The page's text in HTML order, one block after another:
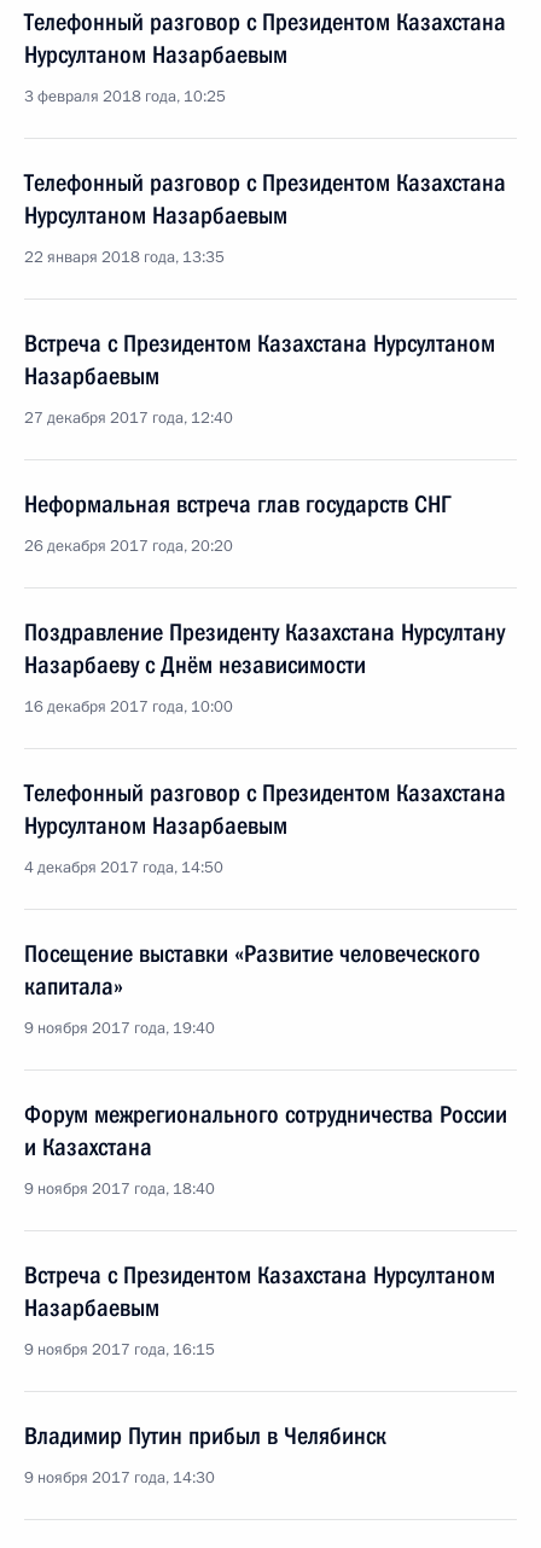
Телефонный разговор с Президентом Казахстана
Нурсултаном Назарбаевым
3 февраля 2018 года, 10:25
Телефонный разговор с Президентом Казахстана
Нурсултаном Назарбаевым
22 января 2018 года, 13:35
Встреча с Президентом Казахстана Нурсултаном
Назарбаевым
27 декабря 2017 года, 12:40
Неформальная встреча глав государств СНГ
26 декабря 2017 года, 20:20
Поздравление Президенту Казахстана Нурсултану
Назарбаеву с Днём независимости
16 декабря 2017 года, 10:00
Телефонный разговор с Президентом Казахстана
Нурсултаном Назарбаевым
4 декабря 2017 года, 14:50
Посещение выставки «Развитие человеческого
капитала»
9 ноября 2017 года, 19:40
Форум межрегионального сотрудничества России
и Казахстана
9 ноября 2017 года, 18:40
Встреча с Президентом Казахстана Нурсултаном
Назарбаевым
9 ноября 2017 года, 16:15
Владимир Путин прибыл в Челябинск
9 ноября 2017 года, 14:30